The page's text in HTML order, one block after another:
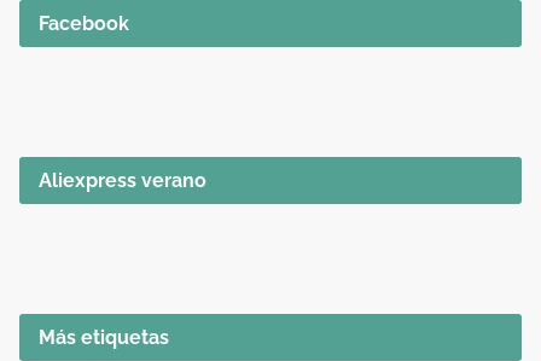
Facebook
Aliexpress verano
Más etiquetas